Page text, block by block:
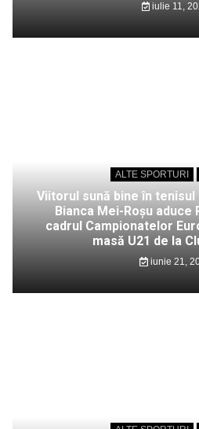
iulie 11,
ALTE SPORTURI
Viitorul sună bine în
Bianca Mei-Roșu aduce
cadrul Campionatelor
masă U21 de la
iunie 21,